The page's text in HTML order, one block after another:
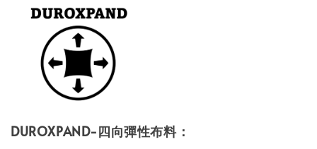
DUROXPAND-四向彈性布料：